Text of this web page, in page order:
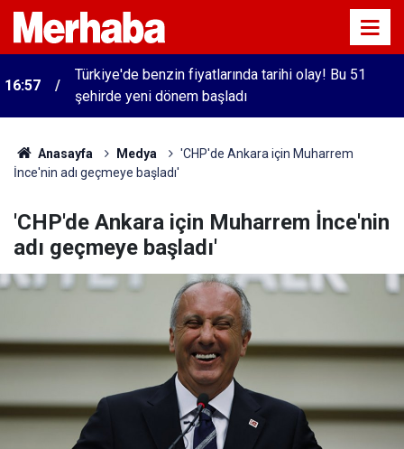
16:57
Türkiye'de benzin fiyatlarında tarihi olay! Bu 51
şehirde yeni dönem başladı
Anasayfa Medya
'CHP'de Ankara için Muharrem
İnce'nin adı geçmeye başladı'
'CHP'de Ankara için Muharrem İnce'nin
adı geçmeye başladı'